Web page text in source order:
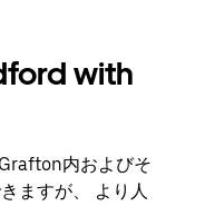
with
内およびそ
ますが、 より人